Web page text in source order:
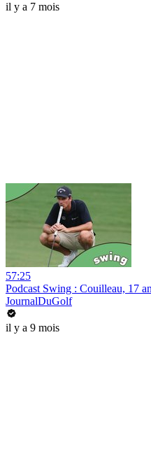
il y a 7 mois
57:25
Podcast Swing : Couilleau, 17
JournalDuGolf
il y a 9 mois